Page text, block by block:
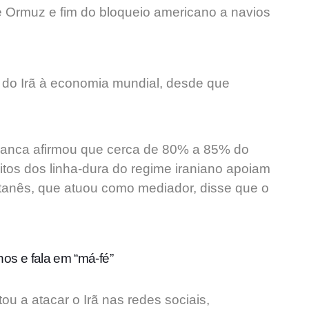
Ormuz e fim do bloqueio americano a navios
Irã à economia mundial, desde que
afirmou que cerca de 80% a 85% do
dos linha-dura do regime iraniano apoiam
que atuou como mediador, disse que o
e fala em “má-fé”
a atacar o Irã nas redes sociais,